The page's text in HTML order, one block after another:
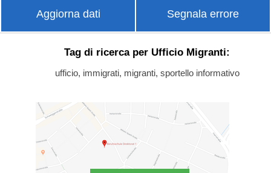
Aggiorna dati Segnala errore
Tag di ricerca per Ufficio Migranti:
ufficio, immigrati, migranti, sportello informativo